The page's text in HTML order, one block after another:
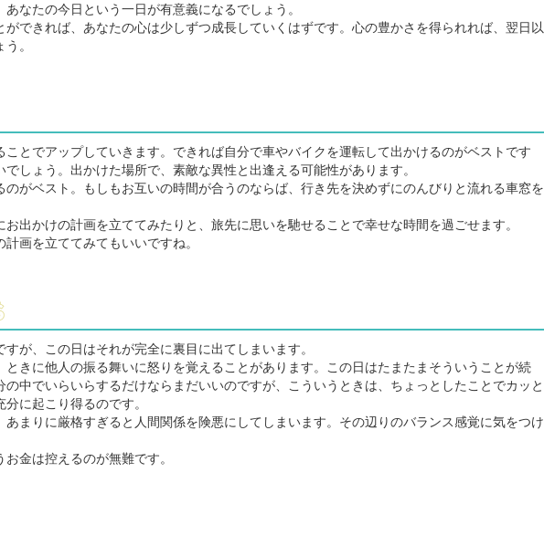
なたの今日という一日が有意義になるでしょう。
できれば、あなたの心は少しずつ成長していくはずです。心の豊かさを得られれば、翌日以
。
とでアップしていきます。できれば自分で車やバイクを運転して出かけるのがベストです
しょう。出かけた場所で、素敵な異性と出逢える可能性があります。
がベスト。もしもお互いの時間が合うのならば、行き先を決めずにのんびりと流れる車窓を
出かけの計画を立ててみたりと、旅先に思いを馳せることで幸せな時間を過ごせます。
画を立ててみてもいいですね。
が、この日はそれが完全に裏目に出てしまいます。
きに他人の振る舞いに怒りを覚えることがあります。この日はたまたまそういうことが続
中でいらいらするだけならまだいいのですが、こういうときは、ちょっとしたことでカッと
に起こり得るのです。
まりに厳格すぎると人間関係を険悪にしてしまいます。その辺りのバランス感覚に気をつけ
金は控えるのが無難です。